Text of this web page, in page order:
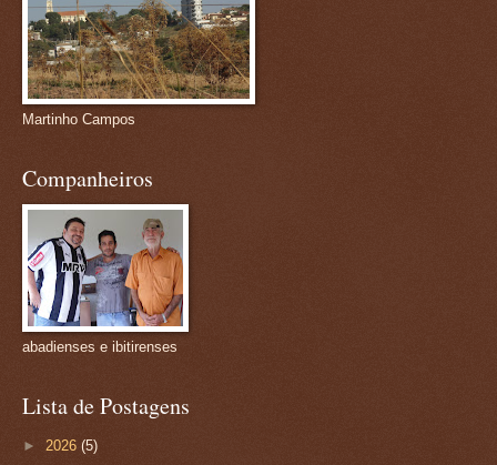
Martinho Campos
Companheiros
abadienses e ibitirenses
Lista de Postagens
► 2026 (5)